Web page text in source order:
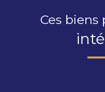
Ces biens